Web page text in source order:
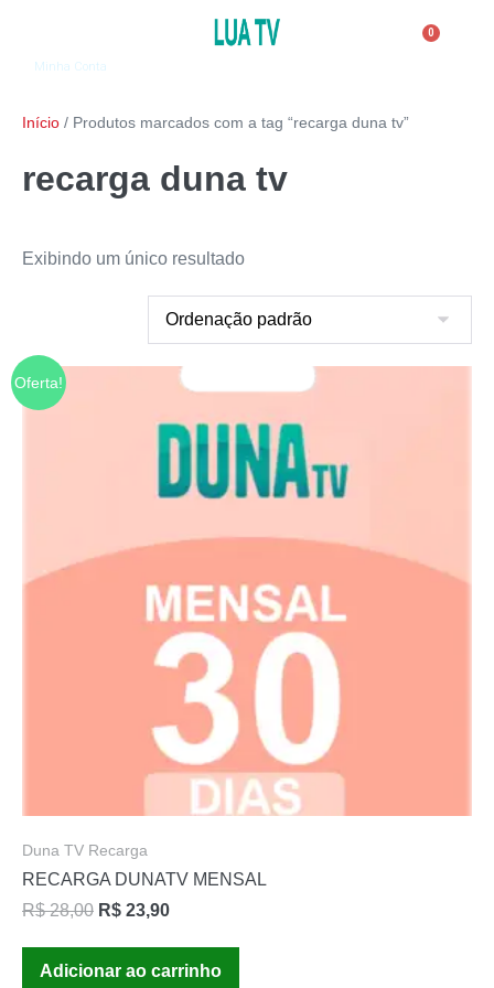
Minha Conta
0
Início / Produtos marcados com a tag “recarga duna tv”
recarga duna tv
Exibindo um único resultado
Oferta!
Duna TV Recarga
RECARGA DUNATV MENSAL
R$28,00 R$ 23,90
Adicionar ao carrinho